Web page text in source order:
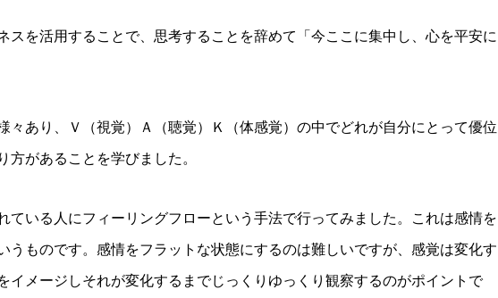
スを活用することで、思考することを辞めて「今ここに集中し、心を平安に
々あり、Ｖ（視覚）Ａ（聴覚）Ｋ（体感覚）の中でどれが自分にとって優位
方があることを学びました。
ている人にフィーリングフローという手法で行ってみました。これは感情を
うものです。感情をフラットな状態にするのは難しいですが、感覚は変化す
イメージしそれが変化するまでじっくりゆっくり観察するのがポイントで